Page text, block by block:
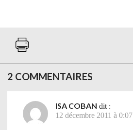
2 COMMENTAIRES
ISA COBAN dit :
12 décembre 2011 à 0:07